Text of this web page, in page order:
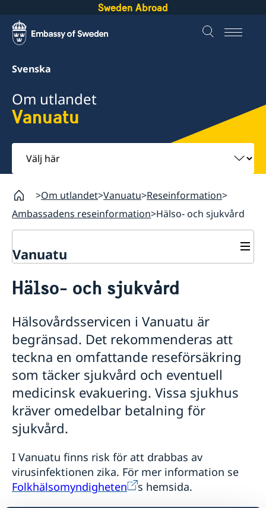
Sweden Abroad
Svenska
Om utlandet
Vanuatu
Välj
här
Om utlandet Vanuatu Reseinformation
Ambassadens reseinformation Hälso- och sjukvård
Vanuatu
Hjälp till svenskar utomlands i Vanuatu
Pass utomlands
Hjälp kring medborgarskap
Akut hjälp
Ambassadens reseinformation
Aktuella händelser
Allmänna säkerhetsläget
Lokala lagar och sedvänjor
Terrorism
Naturförhållanden och katastrofer
In- och utresebestämmelser
Hälso- och sjukvård
Trafiksäkerhet
Kriminalitet och personlig säkerhet
Försäkringsskydd
Övriga upplysningar
Service för svenska företag
Hälso- och sjukvård
Hälsovårdsservicen i Vanuatu är
begränsad. Det rekommenderas att
teckna en omfattande reseförsäkring
som täcker sjukvård och eventuell
medicinsk evakuering. Vissa sjukhus
kräver omedelbar betalning för
sjukvård.
I Vanuatu finns risk för att drabbas av
virusinfektionen zika. För mer information se
Folkhälsomyndigheten
s hemsida.